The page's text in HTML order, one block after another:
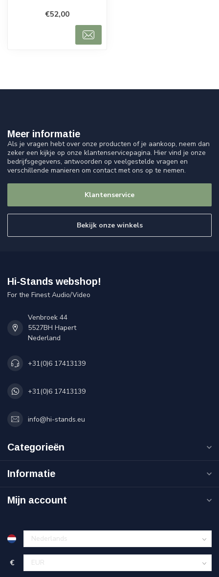
€52,00
Meer informatie
Als je vragen hebt over onze producten of je aankoop, neem dan
zeker een kijkje op onze klantenservicepagina. Hier vind je onze
bedrijfsgegevens, antwoorden op veelgestelde vragen en
verschillende manieren om contact met ons op te nemen.
Klantenservice
Bekijk onze winkels
Hi-Stands webshop!
For the Finest Audio/Video
Venbroek 44
5527BH Hapert
Nederland
+31(0)6 17413139
+31(0)6 17413139
info@hi-stands.eu
Categorieën
Informatie
Mijn account
€